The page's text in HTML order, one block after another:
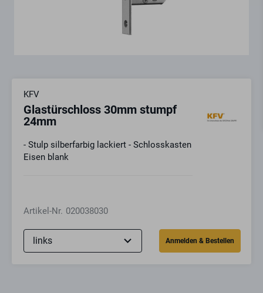
KFV
Glastürschloss 30mm stumpf
24mm
- Stulp silberfarbig lackiert - Schlosskasten
Eisen blank
Artikel-Nr. 020038030